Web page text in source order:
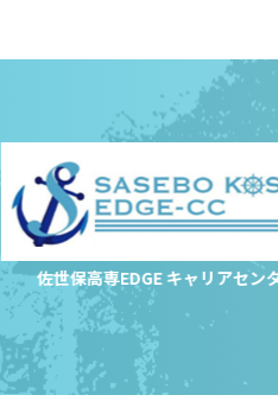
佐世保高専EDGE キャリアセン